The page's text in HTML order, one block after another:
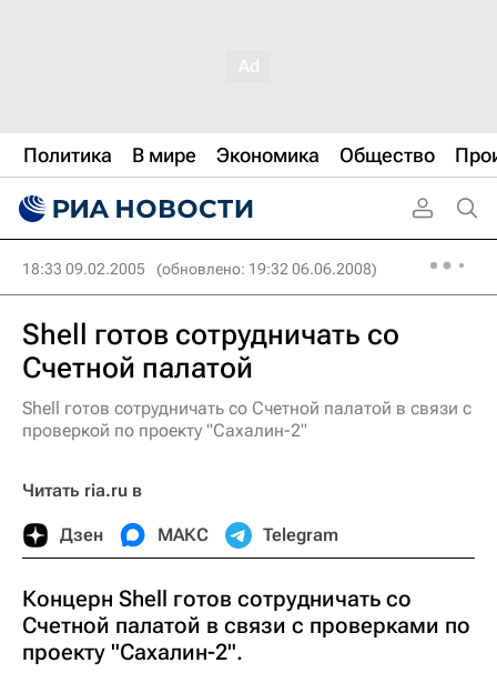
Политика В мире Экономика Общество
18:33 09.02.2005 (обновлено: 19:32 06.06.2008)
Shell готов сотрудничать со
Счетной палатой
Shell готов сотрудничать со Счетной палатой в связи с
проверкой по проекту "Сахалин-2"
Читать ria.ru в
Дзен МАКС Telegram
Концерн Shell готов сотрудничать со
Счетной палатой в связи с проверками по
проекту "Сахалин-2".